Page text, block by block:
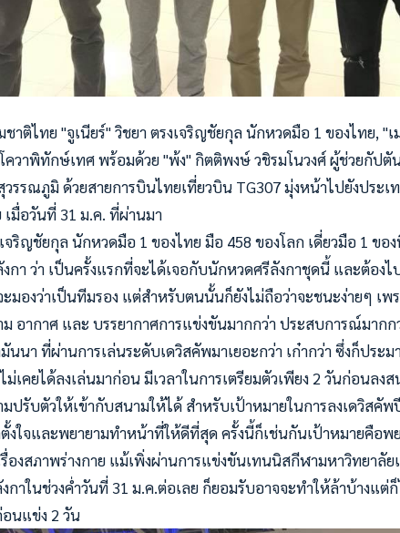
าติไทย "จูเนียร์" วิชยา ตรงเจริญชัยกุล นักหวดมือ 1 ของไทย, "
ควาพิทักษ์เทศ พร้อมด้วย "พ้ง" กิตติพงษ์ วชิรมโนวงศ์ ผู้ช่วยกัปตั
วรรณภูมิ ด้วยสายการบินไทยเที่ยวบิน TG307 มุ่งหน้าไปยังประ
มื่อวันที่ 31 ม.ค. ที่ผ่านมา
จริญชัยกุล นักหวดมือ 1 ของไทย มือ 458 ของโลก เดี่ยวมือ 1 ขอ
กา ว่า เป็นครั้งแรกที่จะได้เจอกับนักหวดศรีลังกาชุดนี้ และต้อง
มองว่าเป็นทีมรอง แต่สำหรับตนนั้นก็ยังไม่ถือว่าจะชนะง่ายๆ เพ
อากาศ และ บรรยากาศการแข่งขันมากกว่า ประสบการณ์มากก
นนา ที่ผ่านการเล่นระดับเดวิสคัพมาเยอะกว่า เก๋ากว่า ซึ่งก็ประ
เคยได้ลงเล่นมาก่อน มีเวลาในการเตรียมตัวเพียง 2 วันก่อนลง
ปรับตัวให้เข้ากับสนามให้ได้ สำหรับเป้าหมายในการลงเดวิสคัพ
งใจและพยายามทำหน้าที่ให้ดีที่สุด ครั้งนี้ก็เช่นกันเป้าหมายคือ
รื่องสภาพร่างกาย แม้เพิ่งผ่านการแข่งขันเทนนิสกีฬามหาวิทยาลั
กาในช่วงค่ำวันที่ 31 ม.ค.ต่อเลย ก็ยอมรับอาจจะทำให้ล้าบ้างแต่
นแข่ง 2 วัน